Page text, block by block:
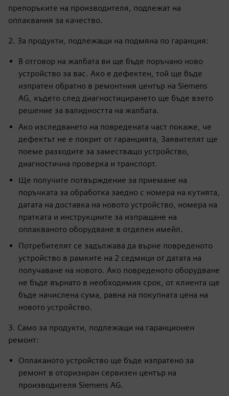
препоръките на производителя, подлежат на
оплаквания за качество.
2. За продукти, подлежащи на подмяна по гаранция:
В отговор на жалбата ви ще бъде поръчано ново
устройство за вас. Ако е дефектен, той ще бъде
изпратен обратно в ремонтния център на Siemens
AG, където след диагностицирането ще бъде взето
решение за валидността на жалбата.
Ако изследването на повредената част покаже, че
дефектът не е покрит от гаранцията, Заявителят ще
поеме разходите за заместващо устройство,
диагностична проверка и транспорт.
Ще получите потвърждение за приемане на
поръчката за обработка заедно с номера на кутията,
датата на доставка на новото устройство, номера на
пратката и инструкциите за изпращане на
оплакваното оборудване в отделен имейл.
Потребителят се задължава да върне повреденото
устройство в рамките на 2 седмици от датата на
получаване на новото. Ако повреденото оборудване
не бъде върнато в необходимия срок, от клиента ще
бъде начислена сума, равна на покупната цена на
новото устройство.
3. Само за продукти, подлежащи на гаранционен
ремонт:
Оплаканото устройство ще бъде изпратено за
ремонт в оторизиран сервизен център на
производителя Siemens AG.